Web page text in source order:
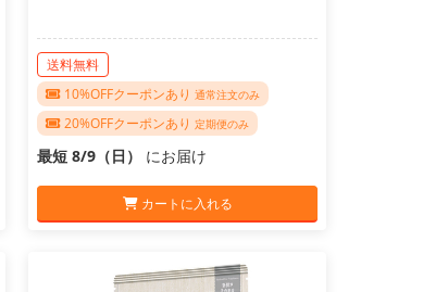
送料無料
10%OFFクーポンあり 通常注文のみ
20%OFFクーポンあり 定期便のみ
最短 8/9（日） にお届け
カートに入れる